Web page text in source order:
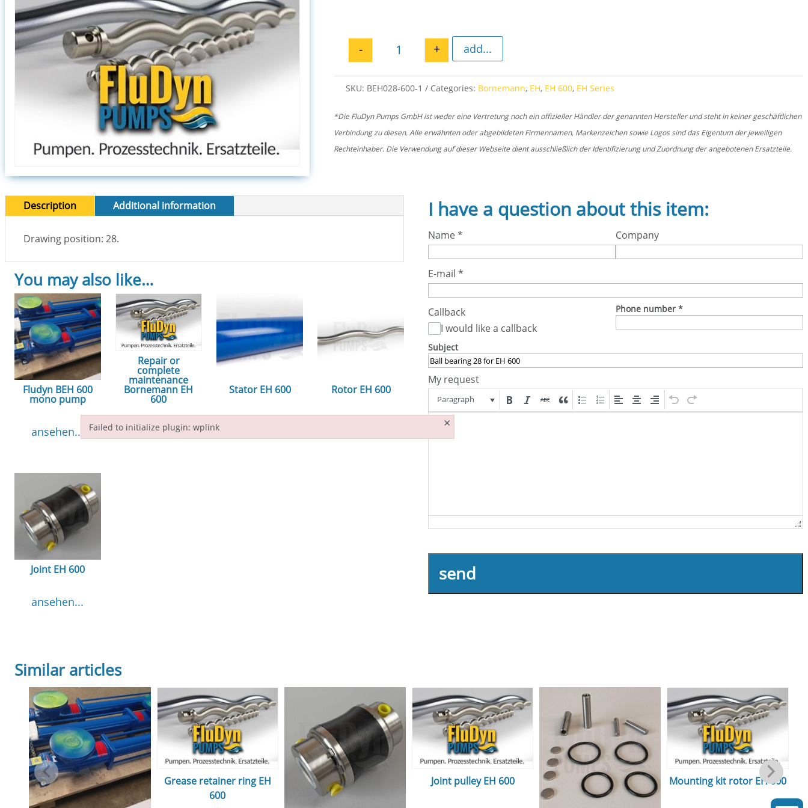
Ball bearing 28 for EH 600 quantity
- + add...
SKU: BEH028-600-1 Categories: Bornemann, EH, EH 600, EH Series
*Die FluDyn Pumps GmbH ist weder eine Vertretung noch ein offizieller Händler der genannten Hersteller und steht in keiner geschäftlichen
Verbindung zu diesen. Alle erwähnten oder abgebildeten Firmennamen, Markenzeichen sowie Logos sind das Eigentum der jeweiligen
Rechteinhaber. Die Verwendung auf dieser Webseite dient ausschließlich der Identifizierung und Zuordnung der angebotenen Ersatzteile.
Description Additional information
Drawing position: 28.
You may also like…
Fludyn BEH 600
mono pump
ansehen...
Repair or
complete
maintenance
Bornemann EH
600
ansehen...
Stator EH 600 Rotor EH 600
Joint EH 600
ansehen...
I have a question about this item:
Name* Company
E-mail *
Callback
I would like a callback
Phone number *
Subject
My request
Paragraph
send
Similar articles
Grease retainer ring EH
600
Joint pulley EH 600
Mounting kit rotor EH 600
Failed to initialize plugin: wplink ×
Failed to initialize plugin: wplink